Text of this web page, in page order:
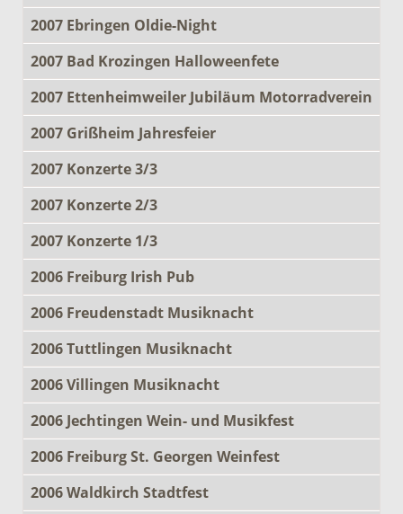
2007 Ebringen Oldie-Night
2007 Bad Krozingen Halloweenfete
2007 Ettenheimweiler Jubiläum Motorradverein
2007 Grißheim Jahresfeier
2007 Konzerte 3/3
2007 Konzerte 2/3
2007 Konzerte 1/3
2006 Freiburg Irish Pub
2006 Freudenstadt Musiknacht
2006 Tuttlingen Musiknacht
2006 Villingen Musiknacht
2006 Jechtingen Wein- und Musikfest
2006 Freiburg St. Georgen Weinfest
2006 Waldkirch Stadtfest